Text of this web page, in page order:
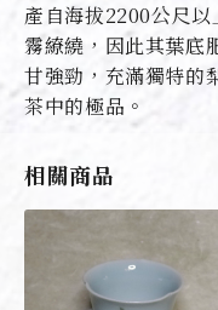
產自海拔2200公尺
霧繚繞，因此其葉底
甘強勁，充滿獨特的
茶中的極品。
相關商品